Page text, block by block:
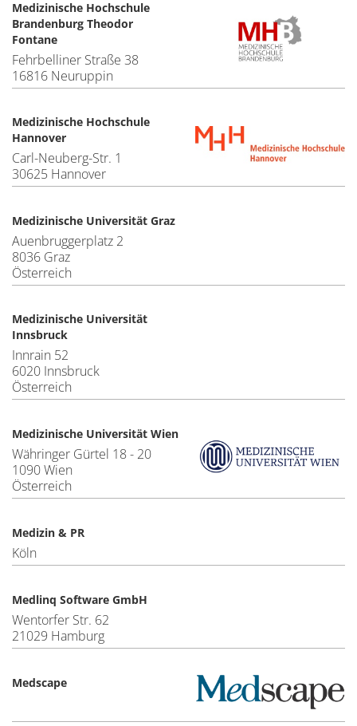
Medizinische Hochschule
Brandenburg Theodor
Fontane
Fehrbelliner Straße 38
16816 Neuruppin
Medizinische Hochschule
Hannover
Carl-Neuberg-Str. 1
30625 Hannover
Medizinische Universität Graz
Auenbruggerplatz 2
8036 Graz
Österreich
Medizinische Universität
Innsbruck
Innrain 52
6020 Innsbruck
Österreich
Medizinische Universität Wien
Währinger Gürtel 18 - 20
1090 Wien
Österreich
Medizin & PR
Köln
Medlinq Software GmbH
Wentorfer Str. 62
21029 Hamburg
Medscape